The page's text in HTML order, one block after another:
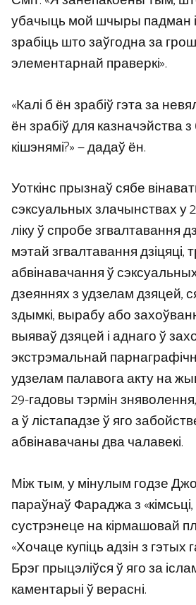
убачыць мой шчыры падман і
зрабіць што заўгодна за
элементарнай праверкі».
«Калі б ён зрабіў гэта за
ён зрабіў для казначэйства
кішэнямі?» — дадаў ён.
Уоткінс прызнаў сябе
сэксуальных злачынствах у
ліку ў спробе згвалтавання
мэтай згвалтавання дзіцяці,
абвінавачання ў
дзеяннях з удзелам дзяцей,
здымкі, вырабу або
выяваў дзяцей і аднаго ў
экстрэмальнай
удзелам палавога акту на
29-гадовы тэрмін
а ў лістападзе ў яго
абвінавачаны два чалавекі.
Між тым, у мінулым годзе
параўнаў Фараджа з
сустрэнеце на кірмашовай
«Хочаце купіць адзін з гэтых
Брэг прыцэліўся ў яго за
каментарыі ў верасні.